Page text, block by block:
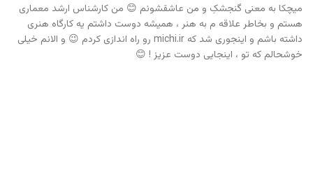
میچکا به معنی گنجشکِ و من عاشقشونم 😊 من کارشناس ارشد معماری
هستم و بخاطر علاقه م به هنر ، همیشه دوست داشتم یه کارگاه هنری
داشته باشم و اینجوری شد که michi.ir رو راه اندازی کردم 😉 و الانم خیلی
خوشحالم که تو ، اینجایی دوست عزیز ! 😊